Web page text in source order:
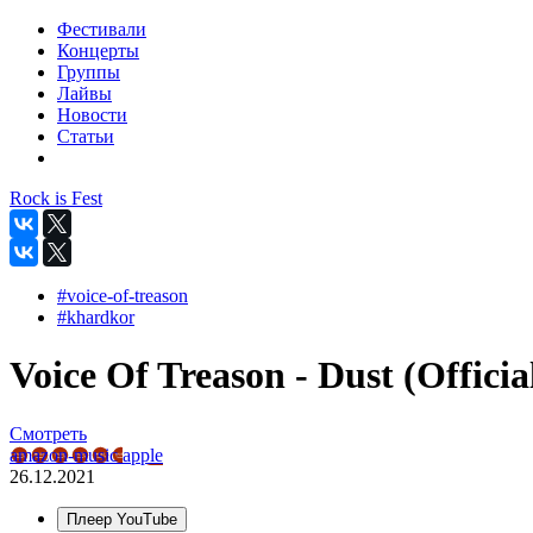
Фестивали
Концерты
Группы
Лайвы
Новости
Статьи
Rock is Fest
#voice-of-treason
#khardkor
Voice Of Treason - Dust
Смотреть
amazon-musicapple
26.12.2021
Плеер YouTube